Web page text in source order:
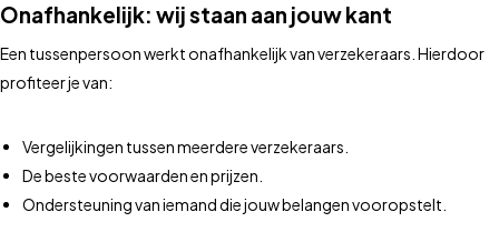
Onafhankelijk: wij staan aan jouw kant
Een tussenpersoon werkt onafhankelijk van verzekeraars. Hierdoor
profiteer je van:
Vergelijkingen tussen meerdere verzekeraars.
De beste voorwaarden en prijzen.
Ondersteuning van iemand die jouw belangen vooropstelt.